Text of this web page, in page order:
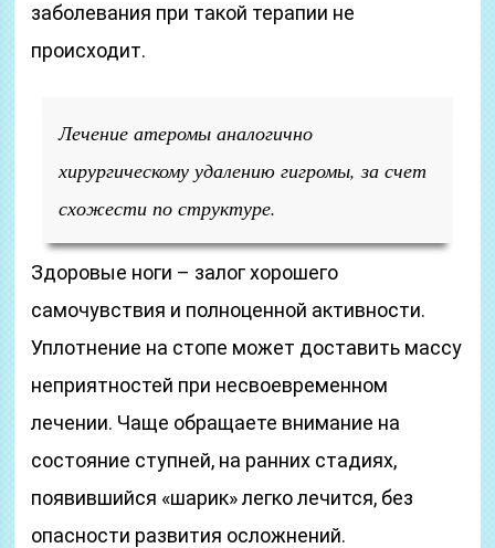
заболевания при такой терапии не
происходит.
Лечение атеромы аналогично
хирургическому удалению гигромы, за счет
схожести по структуре.
Здоровые ноги – залог хорошего
самочувствия и полноценной активности.
Уплотнение на стопе может доставить массу
неприятностей при несвоевременном
лечении. Чаще обращаете внимание на
состояние ступней, на ранних стадиях,
появившийся «шарик» легко лечится, без
опасности развития осложнений.